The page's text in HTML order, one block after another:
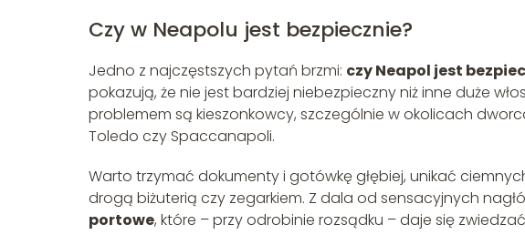
Czy w Neapolu jest bezpiecznie?
Jedno z najczęstszych pytań brzmi: czy Neapol jest
pokazują, że nie jest bardziej niebezpieczny niż inne duże
problemem są kieszonkowcy, szczególnie w okolicach
Toledo czy Spaccanapoli.
Warto trzymać dokumenty i gotówkę głębiej, unikać
drogą biżuterią czy zegarkiem. Z dala od sensacyjnych
portowe, które – przy odrobinie rozsądku – daje się